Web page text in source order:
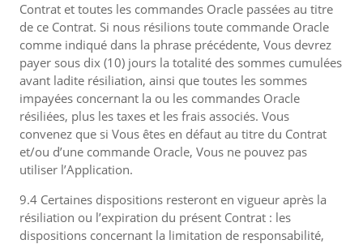
Contrat et toutes les commandes Oracle passées au titre
de ce Contrat. Si nous résilions toute commande Oracle
comme indiqué dans la phrase précédente, Vous devrez
payer sous dix (10) jours la totalité des sommes cumulées
avant ladite résiliation, ainsi que toutes les sommes
impayées concernant la ou les commandes Oracle
résiliées, plus les taxes et les frais associés. Vous
convenez que si Vous êtes en défaut au titre du Contrat
et/ou d’une commande Oracle, Vous ne pouvez pas
utiliser l’Application.
9.4 Certaines dispositions resteront en vigueur après la
résiliation ou l’expiration du présent Contrat : les
dispositions concernant la limitation de responsabilité,